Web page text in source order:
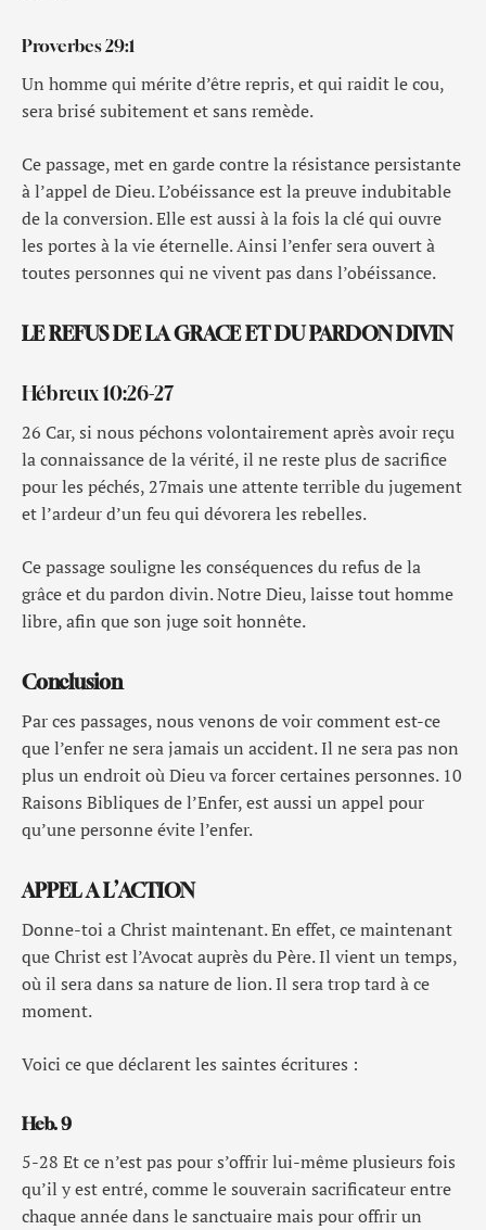
Proverbes 29:1
Un homme qui mérite d’être repris, et qui raidit le cou,
sera brisé subitement et sans remède.
Ce passage, met en garde contre la résistance persistante
à l’appel de Dieu. L’obéissance est la preuve indubitable
de la conversion. Elle est aussi à la fois la clé qui ouvre
les portes à la vie éternelle. Ainsi l’enfer sera ouvert à
toutes personnes qui ne vivent pas dans l’obéissance.
LE REFUS DE LA GRACE ET DU PARDON DIVIN
Hébreux 10:26-27
26 Car, si nous péchons volontairement après avoir reçu
la connaissance de la vérité, il ne reste plus de sacrifice
pour les péchés, 27mais une attente terrible du jugement
et l’ardeur d’un feu qui dévorera les rebelles.
Ce passage souligne les conséquences du refus de la
grâce et du pardon divin. Notre Dieu, laisse tout homme
libre, afin que son juge soit honnête.
Conclusion
Par ces passages, nous venons de voir comment est-ce
que l’enfer ne sera jamais un accident. Il ne sera pas non
plus un endroit où Dieu va forcer certaines personnes. 10
Raisons Bibliques de l’Enfer, est aussi un appel pour
qu’une personne évite l’enfer.
APPEL A L’ACTION
Donne-toi a Christ maintenant. En effet, ce maintenant
que Christ est l’Avocat auprès du Père. Il vient un temps,
où il sera dans sa nature de lion. Il sera trop tard à ce
moment.
Voici ce que déclarent les saintes écritures :
Heb. 9
5-28 Et ce n’est pas pour s’offrir lui-même plusieurs fois
qu’il y est entré, comme le souverain sacrificateur entre
chaque année dans le sanctuaire mais pour offrir un